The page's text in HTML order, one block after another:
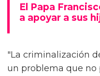
El Papa
a apoyar a sus
"La criminalización
un problema que no